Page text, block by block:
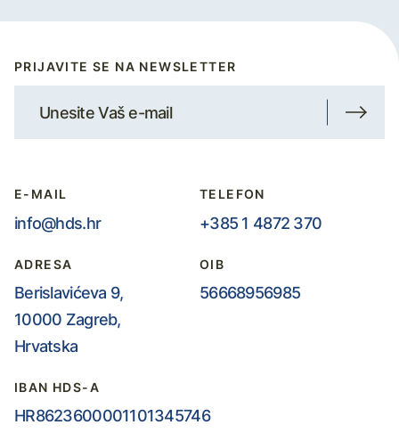
PRIJAVITE SE NA NEWSLETTER
E-MAIL
info@hds.hr
TELEFON
+385 1 4872 370
ADRESA
Berislavićeva 9,
10000 Zagreb,
Hrvatska
OIB
56668956985
IBAN HDS-A
HR8623600001101345746